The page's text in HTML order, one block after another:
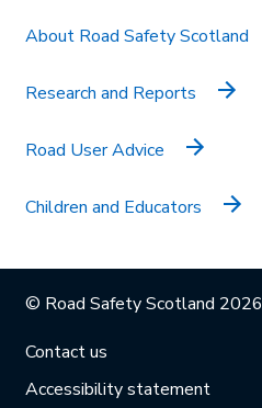
About Road Safety Scotland
Research and Reports
Road User Advice
Children and Educators
© Road Safety Scotland 2026
Contact us
Accessibility statement